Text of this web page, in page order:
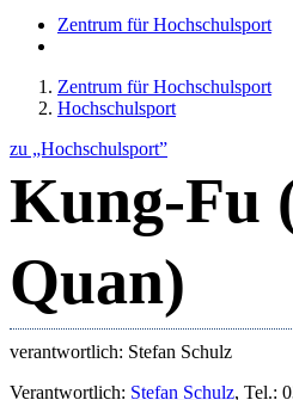
Zentrum für Hochschulsport
Zentrum für Hochschulsport
Hochschulsport
zu „Hochschulsport”
Kung-Fu
Quan)
verantwortlich: Stefan Schulz
Verantwortlich: Stefan Schulz, Tel.: